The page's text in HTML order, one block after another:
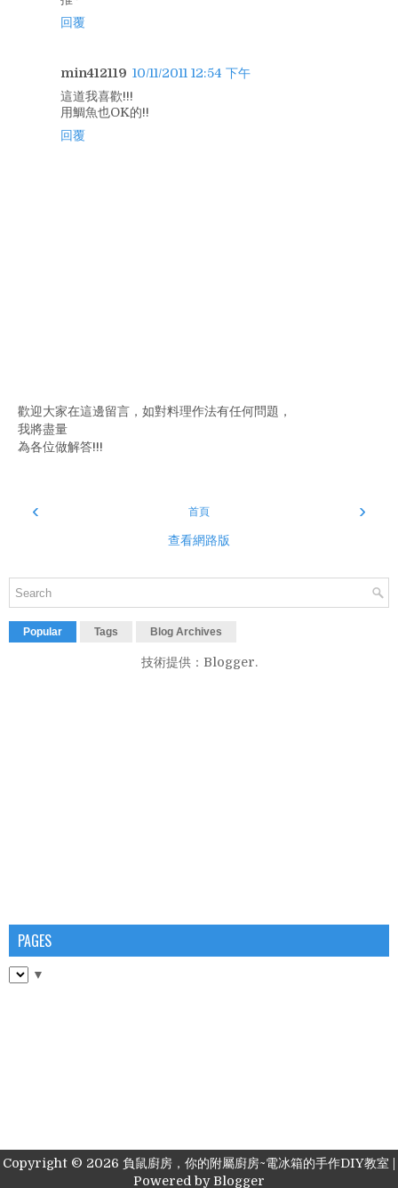
回覆
min412119 10/11/2011 12:54 下午
這道我喜歡!!!
用鯛魚也OK的!!
回覆
歡迎大家在這邊留言，如對料理作法有任何問題，
我將盡量
為各位做解答!!!
‹ ›
首頁
查看網路版
Popular Tags Blog Archives
技術提供： Blogger.
PAGES
▼
Copyright © 2026 負鼠廚房，你的附屬廚房~電冰箱的手作DIY教室
Powered byBlogger